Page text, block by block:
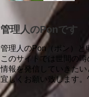
管理人のPonです
管理人のPon（ポン）と
このサイトでは世間の
情報を発信していきた
宜しくお願い致します。